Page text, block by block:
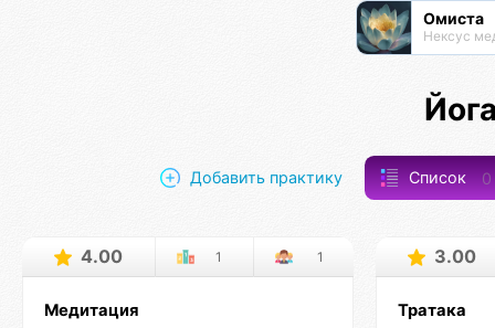
Омиста
Нексус
Добавить практику Список 0
4.00 1
1
Медитация
3.00
Тратака